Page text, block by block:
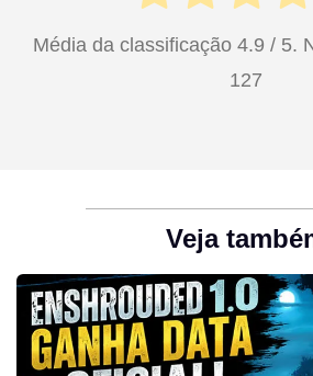
Média da classificação 4.9 / 5.
127
Veja